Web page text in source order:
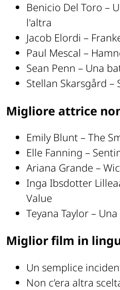
Benicio Del Toro –
l'altra
Jacob Elordi –
Paul Mescal –
Sean Penn – Una
Stellan Skarsgård –
Migliore attrice
Emily Blunt – The
Elle Fanning –
Ariana Grande –
Inga Ibsdotter
Value
Teyana Taylor –
Miglior film in
Un semplice
Non c’era altra